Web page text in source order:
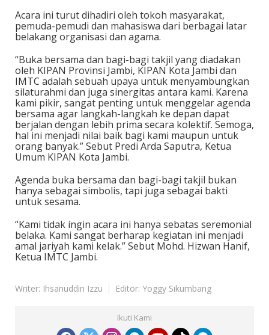
Acara ini turut dihadiri oleh tokoh masyarakat,
pemuda-pemudi dan mahasiswa dari berbagai latar
belakang organisasi dan agama.
“Buka bersama dan bagi-bagi takjil yang diadakan
oleh KIPAN Provinsi Jambi, KIPAN Kota Jambi dan
IMTC adalah sebuah upaya untuk menyambungkan
silaturahmi dan juga sinergitas antara kami. Karena
kami pikir, sangat penting untuk menggelar agenda
bersama agar langkah-langkah ke depan dapat
berjalan dengan lebih prima secara kolektif. Semoga,
hal ini menjadi nilai baik bagi kami maupun untuk
orang banyak.” Sebut Predi Arda Saputra, Ketua
Umum KIPAN Kota Jambi.
Agenda buka bersama dan bagi-bagi takjil bukan
hanya sebagai simbolis, tapi juga sebagai bakti
untuk sesama.
“Kami tidak ingin acara ini hanya sebatas seremonial
belaka. Kami sangat berharap kegiatan ini menjadi
amal jariyah kami kelak.” Sebut Mohd. Hizwan Hanif,
Ketua IMTC Jambi.
Writer: Ihsanuddin Izzu Editor: Yoggy Sikumbang
Ikuti Kami